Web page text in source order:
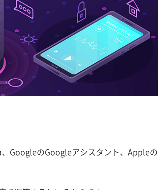
GoogleのGoogleアシスタント、Appleの